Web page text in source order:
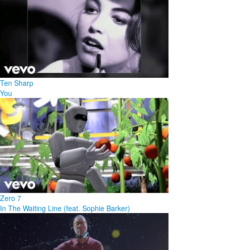
Ten Sharp
You
Zero 7
In The Waiting Line (feat. Sophie Barker)